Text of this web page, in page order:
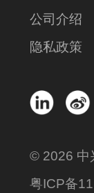
公司介绍
隐私政策
© 2026 中
粤ICP备